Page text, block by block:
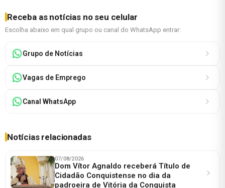
Receba as notícias no seu celular
Escolha abaixo em qual grupo ou canal do WhatsApp entrar:
Grupo de Notícias
Vagas de Emprego
Canal WhatsApp
Notícias relacionadas
07/08/2026
Dom Vítor Agnaldo receberá Título de
Cidadão Conquistense no dia da
padroeira de Vitória da Conquista